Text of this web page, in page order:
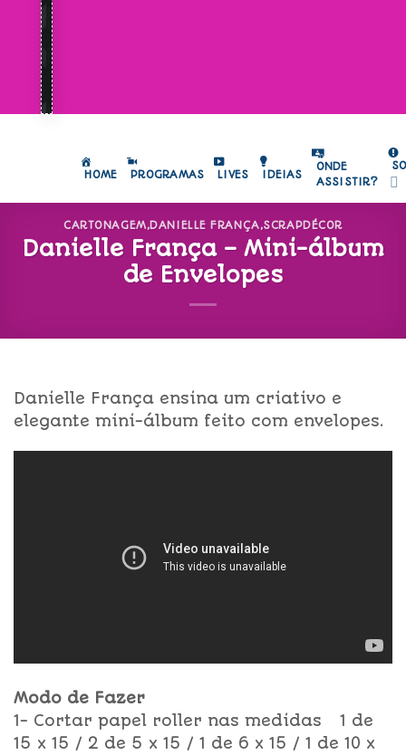
HOME PROGRAMAS LIVES IDEIAS
ONDE
ASSISTIR?
CARTONAGEM,DANIELLE FRANÇA,SCRAPDÉCOR
Danielle França – Mini-álbum
de Envelopes
Danielle França ensina um criativo e
elegante mini-álbum feito com envelopes.
Modo de Fazer
1- Cortar papel roller nas medidas 1 de
15 x 15 / 2 de 5 x 15 / 1 de 6 x 15 / 1 de 10 x